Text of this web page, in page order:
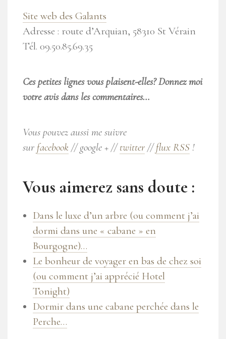
Site web des Galants
Adresse : route d’Arquian, 58310 St Vérain
Tél. 09.50.85.69.35
Ces petites lignes vous plaisent-elles? Donnez moi
votre avis dans les commentaires…
Vous pouvez aussi me suivre
sur facebook // google + //twitter //flux RSS !
Vous aimerez sans doute :
Dans le luxe d’un arbre (ou comment j’ai
dormi dans une « cabane » en
Bourgogne)…
Le bonheur de voyager en bas de chez soi
(ou comment j’ai apprécié Hotel
Tonight)
Dormir dans une cabane perchée dans le
Perche…